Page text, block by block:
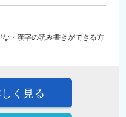
な・漢字の読み書きができる方
く見る